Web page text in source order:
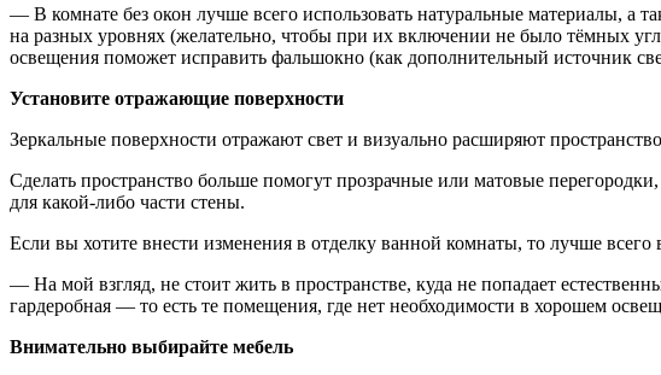
— В комнате без окон лучше всего использовать натуральные материалы, а
на разных уровнях (желательно, чтобы при их включении не было тёмных
освещения поможет исправить фальшокно (как дополнительный источник
Установите отражающие поверхности
Зеркальные поверхности отражают свет и визуально расширяют
Сделать пространство больше помогут прозрачные или матовые
для какой-либо части стены.
Если вы хотите внести изменения в отделку ванной комнаты, то лучше
— На мой взгляд, не стоит жить в пространстве, куда не попадает
гардеробная — то есть те помещения, где нет необходимости в хорошем
Внимательно выбирайте мебель